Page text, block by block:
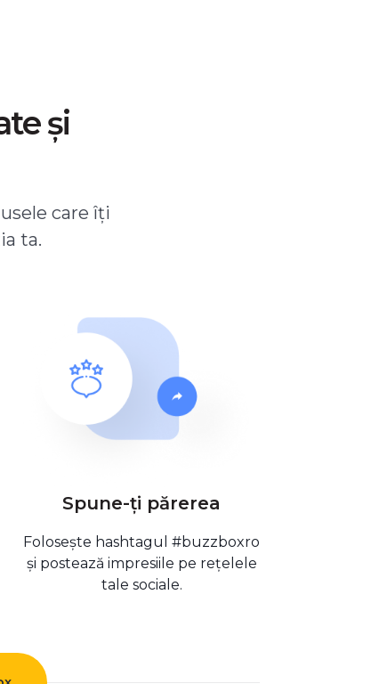
și
care îți
ta.
Spune-ți părerea
Folosește hashtagul #buzzboxro
și postează impresiile pe rețelele
tale sociale.